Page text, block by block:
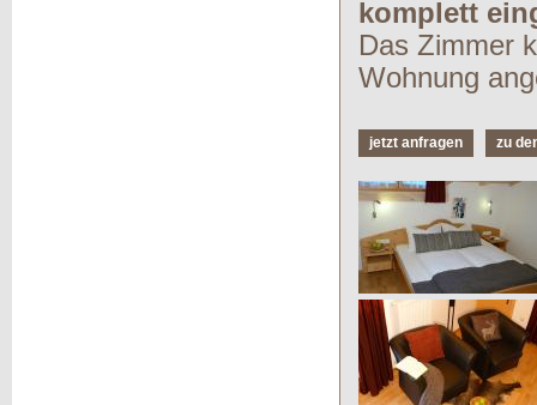
komplett
Das Zimmer
Wohnung
jetzt anfragen zu